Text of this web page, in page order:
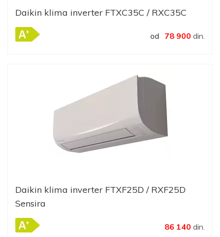
Daikin klima inverter FTXC35C / RXC35C
od 78 900 din.
Daikin klima inverter FTXF25D / RXF25D
Sensira
86 140 din.